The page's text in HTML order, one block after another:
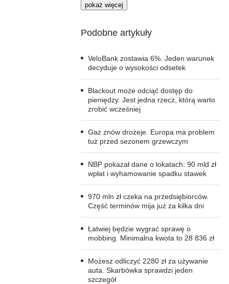
pokaż więcej
Podobne artykuły
VeloBank zostawia 6%. Jeden warunek
decyduje o wysokości odsetek
Blackout może odciąć dostęp do
pieniędzy. Jest jedna rzecz, którą warto
zrobić wcześniej
Gaz znów drożeje. Europa ma problem
tuż przed sezonem grzewczym
NBP pokazał dane o lokatach: 90 mld zł
wpłat i wyhamowanie spadku stawek
970 mln zł czeka na przedsiębiorców.
Część terminów mija już za kilka dni
Łatwiej będzie wygrać sprawę o
mobbing. Minimalna kwota to 28 836 zł
Możesz odliczyć 2280 zł za używanie
auta. Skarbówka sprawdzi jeden
szczegół